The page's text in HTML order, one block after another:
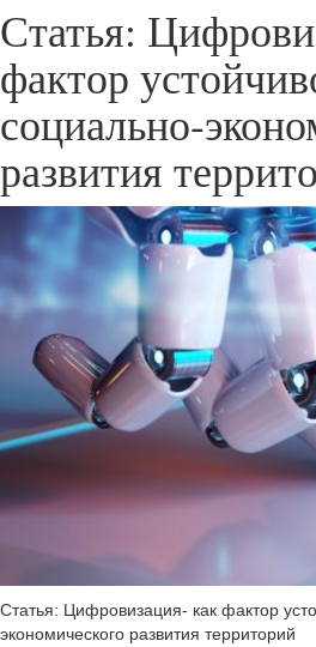
Статья:
фактор
социально-
развития
Статья: Цифровизация- как фактор
экономического развития территорий